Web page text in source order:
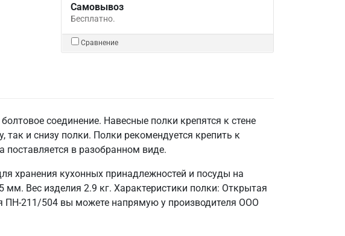
Самовывоз
Бесплатно.
Сравнение
соединение. Навесные полки крепятся к стене
и снизу полки. Полки рекомендуется крепить к
в разобранном виде.
хранения кухонных принадлежностей и посуды на
Вес изделия 2.9 кг. Характеристики полки: Открытая
ПН-211/504 вы можете напрямую у производителя ООО